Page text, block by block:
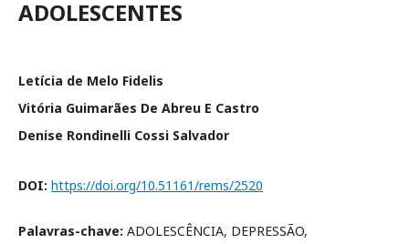
ADOLESCENTES
Letícia de Melo Fidelis
Vitória Guimarães De Abreu E Castro
Denise Rondinelli Cossi Salvador
DOI: https://doi.org/10.51161/rems/2520
Palavras-chave: ADOLESCÊNCIA, DEPRESSÃO,